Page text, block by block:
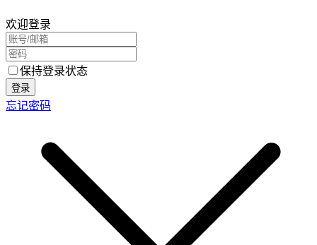
欢迎登录
保持登录状态
登录
忘记密码